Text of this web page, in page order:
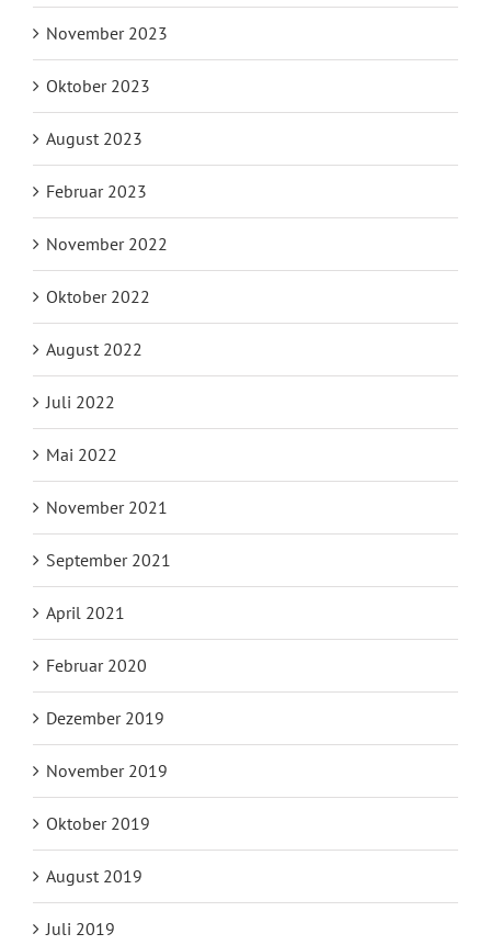
November 2023
Oktober 2023
August 2023
Februar 2023
November 2022
Oktober 2022
August 2022
Juli 2022
Mai 2022
November 2021
September 2021
April 2021
Februar 2020
Dezember 2019
November 2019
Oktober 2019
August 2019
Juli 2019